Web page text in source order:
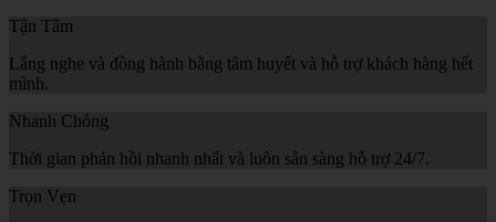
Tận Tâm
Lắng nghe và đồng hành bằng tâm huyết và hỗ trợ khách hàng hết
mình.
Nhanh Chóng
Thời gian phản hồi nhanh nhất và luôn sẵn sàng hỗ trợ 24/7.
Trọn Vẹn